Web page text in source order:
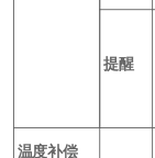
提醒
温度补偿